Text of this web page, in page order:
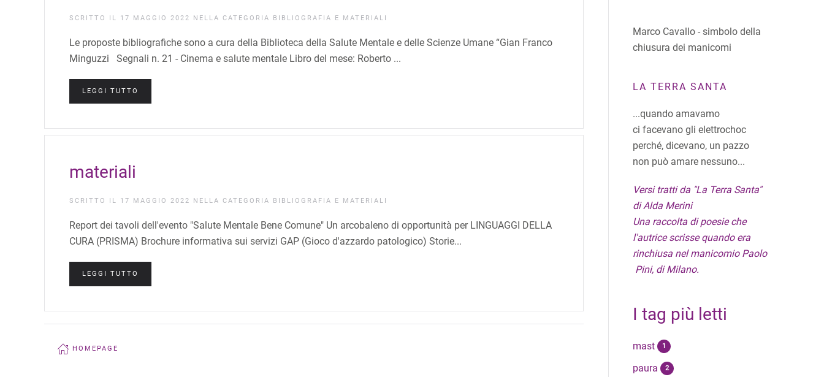
SCRITTO IL 17 MAGGIO 2022 NELLA CATEGORIA BIBLIOGRAFIA E MATERIALI
Le proposte bibliografiche sono a cura della Biblioteca della Salute Mentale e delle Scienze Umane “Gian Franco
Minguzzi Segnali n. 21 - Cinema e salute mentale Libro del mese: Roberto ...
LEGGI TUTTO
materiali
SCRITTO IL 17 MAGGIO 2022 NELLA CATEGORIA BIBLIOGRAFIA E MATERIALI
Report dei tavoli dell'evento "Salute Mentale Bene Comune" Un arcobaleno di opportunità per LINGUAGGI DELLA
CURA (PRISMA) Brochure informativa sui servizi GAP (Gioco d'azzardo patologico) Storie...
LEGGI TUTTO
HOMEPAGE
Marco Cavallo - simbolo della
chiusura dei manicomi
LA TERRA SANTA
...quando amavamo
ci facevano gli elettrochoc
perché, dicevano, un pazzo
non può amare nessuno...
Versi tratti da "La Terra Santa"
di Alda Merini
Una raccolta di poesie che
l'autrice scrisse quando era
rinchiusa nel manicomio Paolo
Pini, di Milano.
I tag più letti
mast 1
paura 2